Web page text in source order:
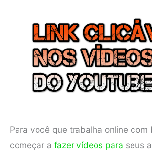
Para você que trabalha online com
começar a fazer vídeos para seus